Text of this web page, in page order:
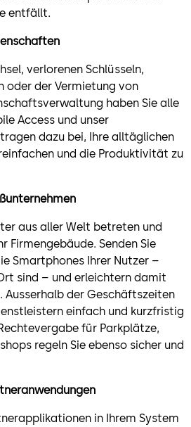
entfällt.
verlorenen Schlüsseln,
oder der Vermietung von
haben Sie alle
Access und unser
dazu bei, Ihre alltäglichen
und die Produktivität zu
aus aller Welt betreten und
Firmengebäude. Senden Sie
Smartphones Ihrer Nutzer –
sind – und erleichtern damit
Ausserhalb der Geschäftszeiten
einfach und kurzfristig
für Parkplätze,
regeln Sie ebenso sicher und
in Ihrem System